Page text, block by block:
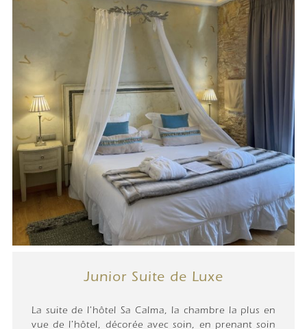
Junior Suite de Luxe
La suite de l'hôtel Sa Calma, la chambre la plus en
vue de l'hôtel, décorée avec soin, en prenant soin